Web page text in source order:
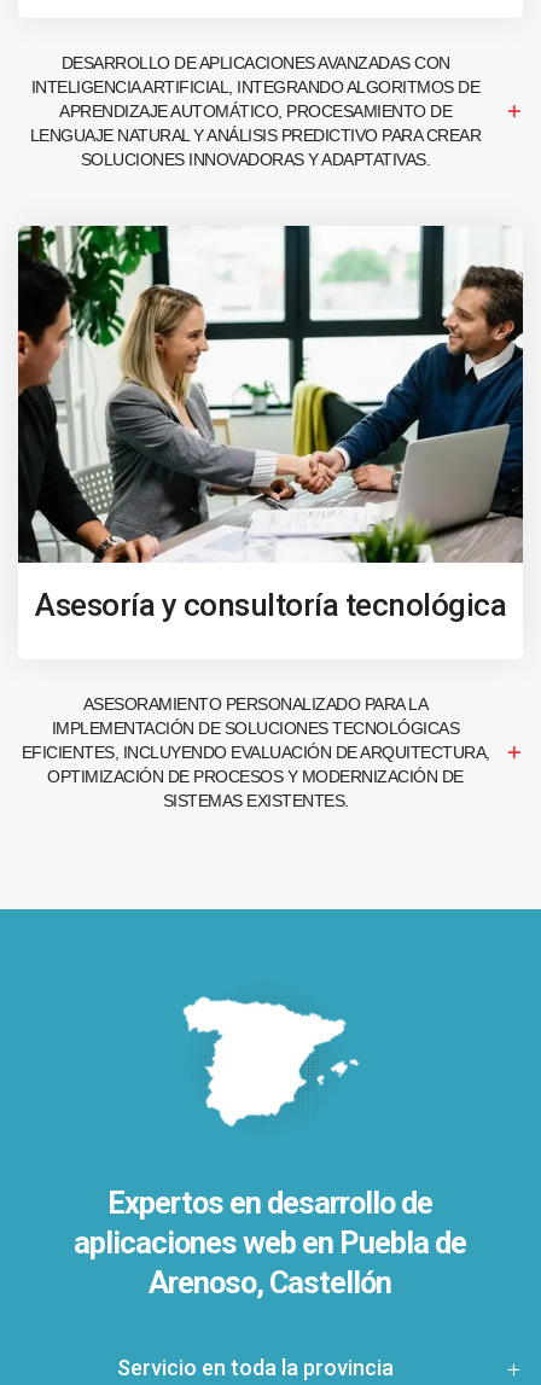
DESARROLLO DE APLICACIONES AVANZADAS CON
INTELIGENCIA ARTIFICIAL, INTEGRANDO ALGORITMOS DE
APRENDIZAJE AUTOMÁTICO, PROCESAMIENTO DE
LENGUAJE NATURAL Y ANÁLISIS PREDICTIVO PARA CREAR
SOLUCIONES INNOVADORAS Y ADAPTATIVAS.
Asesoría y consultoría tecnológica
ASESORAMIENTO PERSONALIZADO PARA LA
IMPLEMENTACIÓN DE SOLUCIONES TECNOLÓGICAS
EFICIENTES, INCLUYENDO EVALUACIÓN DE ARQUITECTURA,
OPTIMIZACIÓN DE PROCESOS Y MODERNIZACIÓN DE
SISTEMAS EXISTENTES.
Expertos en desarrollo de
aplicaciones web en Puebla de
Arenoso, Castellón
Servicio en toda la provincia